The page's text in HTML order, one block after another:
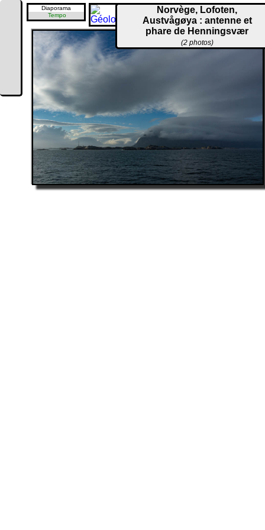
Diaporama
Tempo
Norvège, Lofoten,
Austvågøya : antenne et
phare de Henningsvær
(2 photos)